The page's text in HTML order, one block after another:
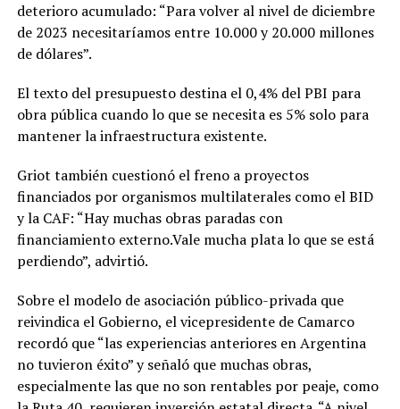
deterioro acumulado: “Para volver al nivel de diciembre
de 2023 necesitaríamos entre 10.000 y 20.000 millones
de dólares”.
El texto del presupuesto destina el 0,4% del PBI para
obra pública cuando lo que se necesita es 5% solo para
mantener la infraestructura existente.
Griot también cuestionó el freno a proyectos
financiados por organismos multilaterales como el BID
y la CAF: “Hay muchas obras paradas con
financiamiento externo.Vale mucha plata lo que se está
perdiendo”, advirtió.
Sobre el modelo de asociación público-privada que
reivindica el Gobierno, el vicepresidente de Camarco
recordó que “las experiencias anteriores en Argentina
no tuvieron éxito” y señaló que muchas obras,
especialmente las que no son rentables por peaje, como